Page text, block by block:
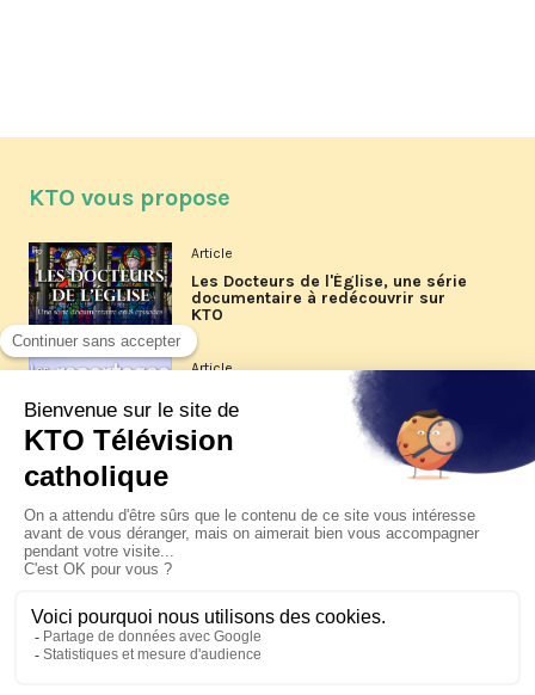
KTO vous propose
Article
Les Docteurs de l'Église, une série
documentaire à redécouvrir sur
KTO
Article
Les reportages d'été 2026 de KTO
La visite pastorale du pape Léon
XIV à Assise à suivre sur KTO le
jeudi 6 août
Le pape en Uruguay, Argentine et
Pérou du 6 au 17 novembre 2026